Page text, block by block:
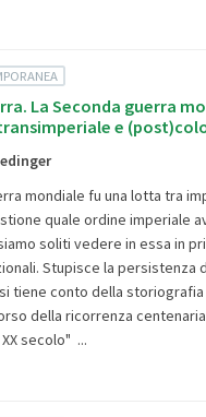
La Seconda guerra
e
mondiale fu una lotta tra
quale ordine imperiale
soliti vedere in essa in
Stupisce la persistenza
tiene conto della storiografia
della ricorrenza
secolo" ...